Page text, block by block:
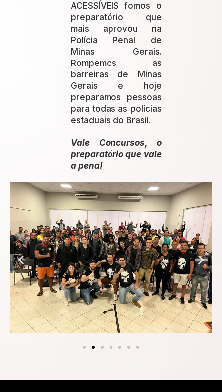
ACESSÍVEIS fomos o
preparatório que
mais aprovou na
Polícia Penal de
Minas Gerais.
Rompemos as
barreiras de Minas
Gerais e hoje
preparamos pessoas
para todas as polícias
estaduais do Brasil.
Vale Concursos, o
preparatório que vale
a pena!